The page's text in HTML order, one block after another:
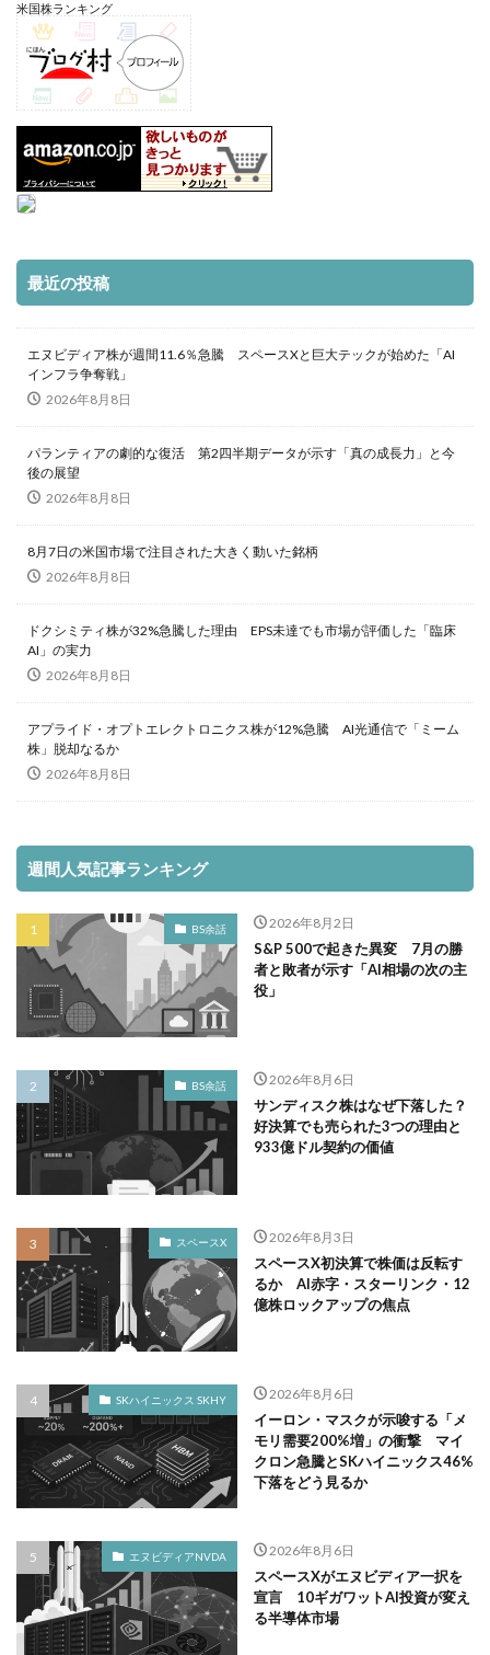
米国株ランキング
最近の投稿
エヌビディア株が週間11.6％急騰 スペースXと巨大テックが始めた「AI
インフラ争奪戦」
2026年8月8日
パランティアの劇的な復活 第2四半期データが示す「真の成長力」と今
後の展望
2026年8月8日
8月7日の米国市場で注目された大きく動いた銘柄
2026年8月8日
ドクシミティ株が32%急騰した理由 EPS未達でも市場が評価した「臨床
AI」の実力
2026年8月8日
アプライド・オプトエレクトロニクス株が12%急騰 AI光通信で「ミーム
株」脱却なるか
2026年8月8日
週間人気記事ランキング
BS余話 2026年8月2日
S&P 500で起きた異変 7月の勝
者と敗者が示す「AI相場の次の主
役」
BS余話 2026年8月6日
サンディスク株はなぜ下落した？
好決算でも売られた3つの理由と
933億ドル契約の価値
スペースX 2026年8月3日
スペースX初決算で株価は反転す
るか AI赤字・スターリンク・12
億株ロックアップの焦点
SKハイニックス SKHY 2026年8月6日
イーロン・マスクが示唆する「メ
モリ需要200%増」の衝撃 マイ
クロン急騰とSKハイニックス46%
下落をどう見るか
エヌビディアNVDA 2026年8月6日
スペースXがエヌビディア一択を
宣言 10ギガワットAI投資が変え
る半導体市場